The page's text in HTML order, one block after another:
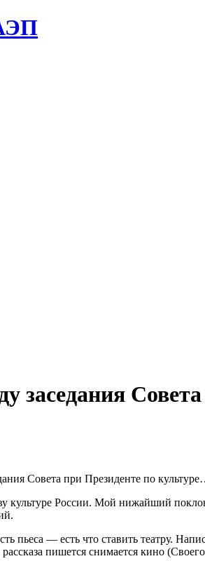
заседания
Совета при Президенте по
культуре России. Мой нижайший
пьеса — есть что ставить театру.
пишется снимается кино